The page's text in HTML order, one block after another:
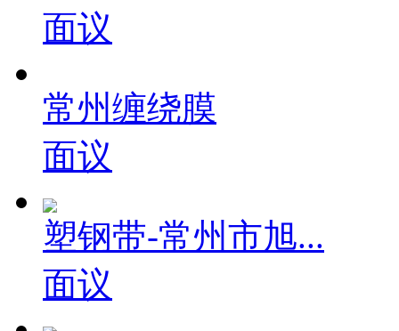
面议
常州缠绕膜
面议
塑钢带-常州市旭...
面议